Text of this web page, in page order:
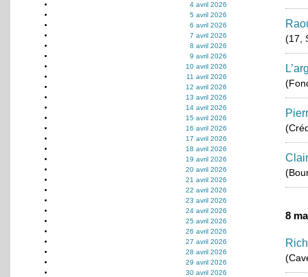
4 avril 2026
5 avril 2026
6 avril 2026
7 avril 2026
8 avril 2026
9 avril 2026
10 avril 2026
11 avril 2026
12 avril 2026
13 avril 2026
14 avril 2026
15 avril 2026
16 avril 2026
17 avril 2026
18 avril 2026
19 avril 2026
20 avril 2026
21 avril 2026
22 avril 2026
23 avril 2026
24 avril 2026
25 avril 2026
26 avril 2026
27 avril 2026
28 avril 2026
29 avril 2026
30 avril 2026
(17,
8